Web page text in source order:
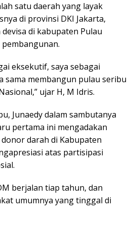
satu daerah yang layak
di provinsi DKI Jakarta,
di kabupaten Pulau
eksekutif, saya sebagai
sama membangun pulau seribu
ujar H, M Idris.
Junaedy dalam sambutanya
pertama ini mengadakan
darah di Kabupaten
atas partisipasi
berjalan tiap tahun, dan
umumnya yang tinggal di